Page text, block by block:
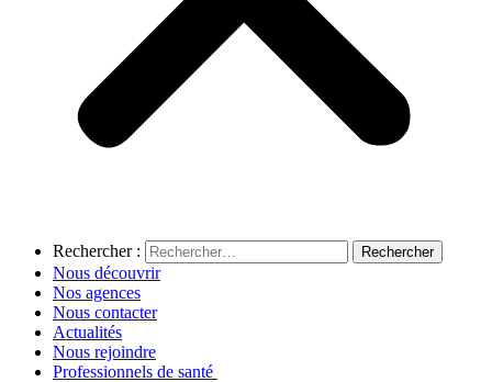
Rechercher :
Nous découvrir
Nos agences
Nous contacter
Actualités
Nous rejoindre
Professionnels de santé